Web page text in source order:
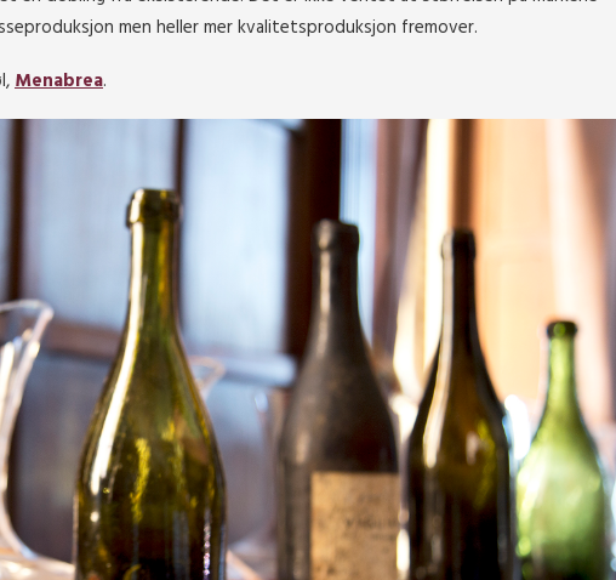
men heller mer kvalitetsproduksjon fremover.
Menabrea.